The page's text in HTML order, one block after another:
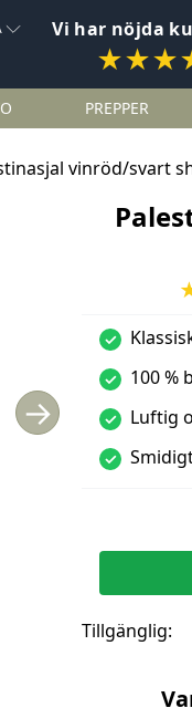
Vi har nöjda
PREPPER
vinröd/svart
→
✓
✓ 100 %
✓ Luftig
✓
Tillgänglig: